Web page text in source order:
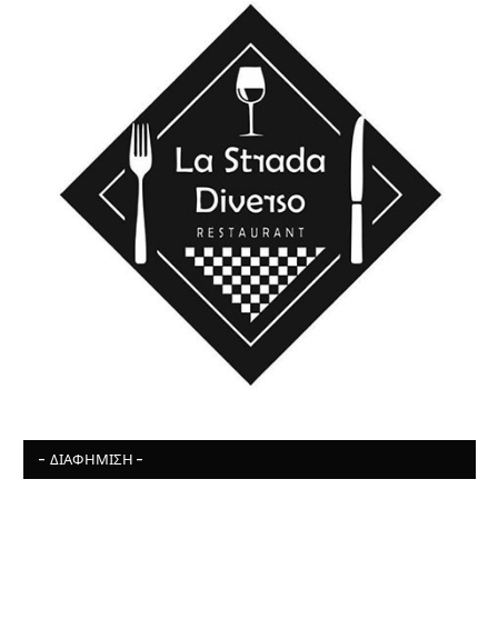
- ΔΙΑΦΉΜΙΣΗ -